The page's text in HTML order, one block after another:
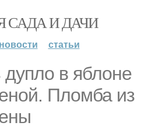
САДА И ДАЧИ
новости статьи
дупло в яблоне
Пломба из